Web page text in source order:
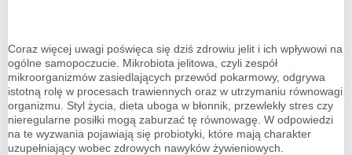
Coraz więcej uwagi poświęca się dziś zdrowiu jelit i ich wpływowi na
ogólne samopoczucie. Mikrobiota jelitowa, czyli zespół
mikroorganizmów zasiedlających przewód pokarmowy, odgrywa
istotną rolę w procesach trawiennych oraz w utrzymaniu równowagi
organizmu. Styl życia, dieta uboga w błonnik, przewlekły stres czy
nieregularne posiłki mogą zaburzać tę równowagę. W odpowiedzi
na te wyzwania pojawiają się probiotyki, które mają charakter
uzupełniający wobec zdrowych nawyków żywieniowych.